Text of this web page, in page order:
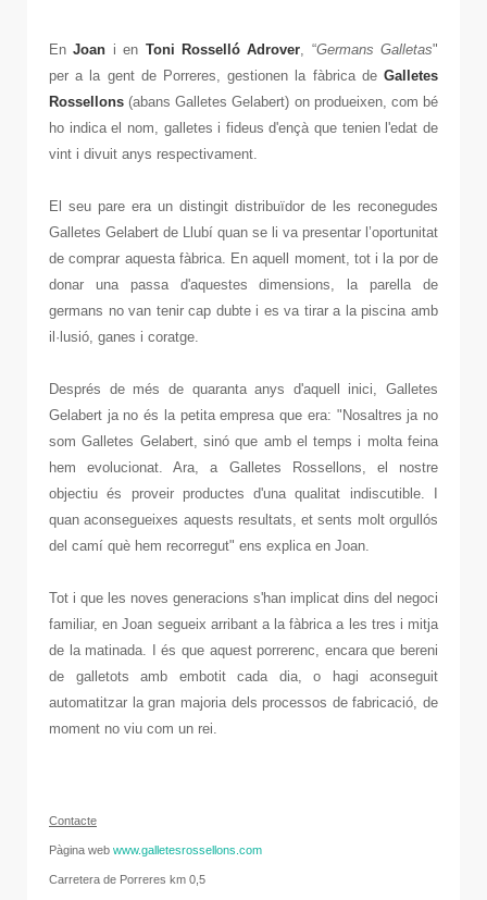
EnJoan i en Toni Rosselló Adrover, “Germans Galletas"
per a la gent de Porreres, gestionen la fàbrica de Galletes
Rossellons (abans Galletes Gelabert) on produeixen, com bé
ho indica el nom, galletes i fideus d'ençà que tenien l'edat de
vint i divuit anys respectivament.
El seu pare era un distingit distribuïdor de les reconegudes
Galletes Gelabert de Llubí quan se li va presentar l’oportunitat
de comprar aquesta fàbrica. En aquell moment, tot i la por de
donar una passa d'aquestes dimensions, la parella de
germans no van tenir cap dubte i es va tirar a la piscina amb
il·lusió, ganes i coratge.
Després de més de quaranta anys d'aquell inici, Galletes
Gelabert ja no és la petita empresa que era: "Nosaltres ja no
som Galletes Gelabert, sinó que amb el temps i molta feina
hem evolucionat. Ara, a Galletes Rossellons, el nostre
objectiu és proveir productes d'una qualitat indiscutible. I
quan aconsegueixes aquests resultats, et sents molt orgullós
del camí què hem recorregut" ens explica en Joan.
Tot i que les noves generacions s'han implicat dins del negoci
familiar, en Joan segueix arribant a la fàbrica a les tres i mitja
de la matinada. I és que aquest porrerenc, encara que bereni
de galletots amb embotit cada dia, o hagi aconseguit
automatitzar la gran majoria dels processos de fabricació, de
moment no viu com un rei.
Contacte
Pàgina web www.galletesrossellons.com
Carretera de Porreres km 0,5